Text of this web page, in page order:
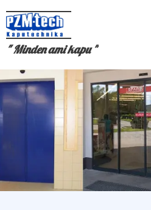
" Minden ami kapu "